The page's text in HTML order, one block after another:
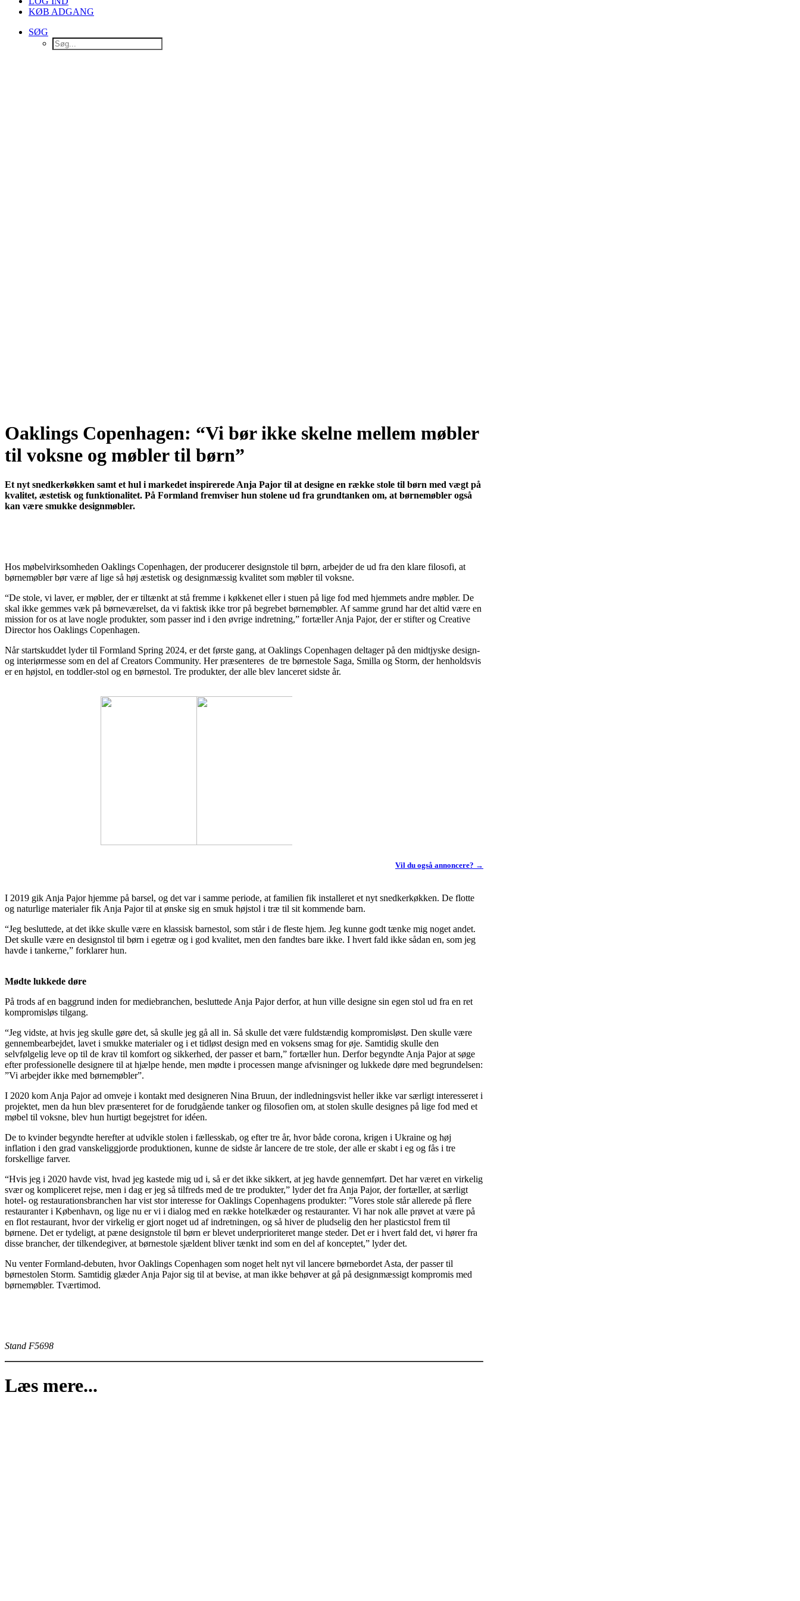
KØB ADGANG
SØG
Oaklings Copenhagen: “Vi bør ikke skelne mellem møbler
til voksne og møbler til børn”
Et nyt snedkerkøkken samt et hul i markedet inspirerede Anja Pajor til at designe en række stole til børn med vægt på
kvalitet, æstetisk og funktionalitet. På Formland fremviser hun stolene ud fra grundtanken om, at børnemøbler også
kan være smukke designmøbler.
Hos møbelvirksomheden Oaklings Copenhagen, der producerer designstole til børn, arbejder de ud fra den klare filosofi, at
børne­møbler bør være af lige så høj æstetisk og designmæssig kvalitet som møbler til voksne.
“De stole, vi laver, er møbler, der er tiltænkt at stå fremme i køkkenet eller i stuen på lige fod med hjemmets andre møbler. De
skal ikke gemmes væk på børneværelset, da vi faktisk ikke tror på begrebet børnemøbler. Af samme grund har det altid være en
mission for os at lave nogle produkter, som passer ind i den øvrige indretning,” fortæller Anja Pajor, der er stifter og Creative
Director hos Oaklings Copenhagen.
Når startskuddet lyder til Formland Spring 2024, er det første gang, at Oaklings Copenhagen deltager på den midtjyske design-
og interiørmesse som en del af Creators Community. Her præsenteres de tre børne­stole Saga, Smilla og Storm, der henholdsvis
er en højstol, en toddler-stol og en børnestol. Tre produkter, der alle blev lanceret sidste år.
Vil du også annoncere? →
I 2019 gik Anja Pajor hjemme på barsel, og det var i samme periode, at familien fik installeret et nyt snedkerkøkken. De flotte
og naturlige materialer fik Anja Pajor til at ønske sig en smuk højstol i træ til sit kommende barn.
“Jeg besluttede, at det ikke skulle være en klassisk barnestol, som står i de fleste hjem. Jeg kunne godt tænke mig noget andet.
Det skulle være en designstol til børn i egetræ og i god kvalitet, men den fandtes bare ikke. I hvert fald ikke sådan en, som jeg
havde i tankerne,” forklarer hun.
Mødte lukkede døre
På trods af en baggrund inden for mediebranchen, besluttede Anja Pajor derfor, at hun ville designe sin egen stol ud fra en ret
kompromisløs tilgang.
“Jeg vidste, at hvis jeg skulle gøre det, så skulle jeg gå all in. Så skulle det være fuldstændig kompromisløst. Den skulle være
gennembearbejdet, lavet i smukke materialer og i et tidløst design med en voksens smag for øje. Samtidig skulle den
selvfølgelig leve op til de krav til komfort og sikkerhed, der passer et barn,” fortæller hun. Derfor begyndte Anja Pajor at søge
efter professionelle designere til at hjælpe hende, men mødte i processen mange afvisninger og lukkede døre med begrundelsen:
”Vi arbejder ikke med børnemøbler”.
I 2020 kom Anja Pajor ad omveje i kontakt med design­eren Nina Bruun, der indledningsvist heller ikke var særligt interesseret i
projektet, men da hun blev præsenteret for de forudgående tanker og filosofien om, at stolen skulle designes på lige fod med et
møbel til voksne, blev hun hurtigt begejstret for idéen.
De to kvinder begyndte herefter at udvikle stolen i fællesskab, og efter tre år, hvor både corona, krigen i Ukraine og høj
inflation i den grad vanskeliggjorde produktionen, kunne de sidste år lancere de tre stole, der alle er skabt i eg og fås i tre
forskellige farver.
“Hvis jeg i 2020 havde vist, hvad jeg kastede mig ud i, så er det ikke sikkert, at jeg havde gennemført. Det har været en virkelig
svær og kompliceret rejse, men i dag er jeg så tilfreds med de tre produkter,” lyder det fra Anja Pajor, der fortæller, at særligt
hotel- og restaurationsbranchen har vist stor interesse for Oaklings Copenhagens produkter: ”Vores stole står allerede på flere
restauranter i Køben­havn, og lige nu er vi i dialog med en række hotel­kæder og restauranter. Vi har nok alle prøvet at være på
en flot restaurant, hvor der virkelig er gjort noget ud af indretningen, og så hiver de pludselig den her plasticstol frem til
børnene. Det er tydeligt, at pæne designstole til børn er blevet underprioriteret mange steder. Det er i hvert fald det, vi hører fra
disse brancher, der tilkendegiver, at børnestole sjældent bliver tænkt ind som en del af konceptet,” lyder det.
Nu venter Formland-debuten, hvor Oaklings Copenhagen som noget helt nyt vil lancere børnebordet Asta, der passer til
børnestolen Storm. Samtidig glæder Anja Pajor sig til at bevise, at man ikke behøver at gå på designmæssigt kompromis med
børnemøbler. Tværtimod.
Stand F5698
Læs mere...